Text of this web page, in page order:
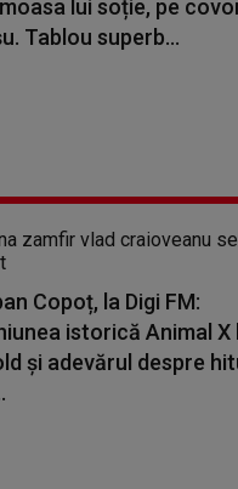
lui soție, pe
Tablou superb...
Copoț, la Digi FM:
istorică Animal X
și adevărul despre